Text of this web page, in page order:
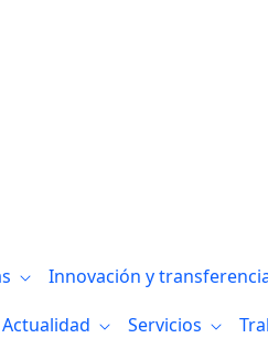
Innovación y
Actualidad Servicios